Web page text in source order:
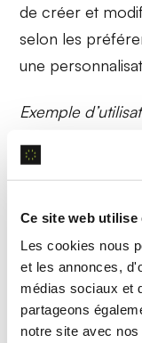
Ce site web utilise
Les cookies nous
et les annonces,
médias sociaux et
partageons
notre site avec
de créer et
selon les
une
Exemple
Les utilisateurs
personnages en
visuelles.
Analyse de
Crushon utilise l’